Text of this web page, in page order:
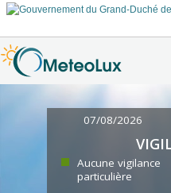
07/08/2026
Aucune vigilance
particulière